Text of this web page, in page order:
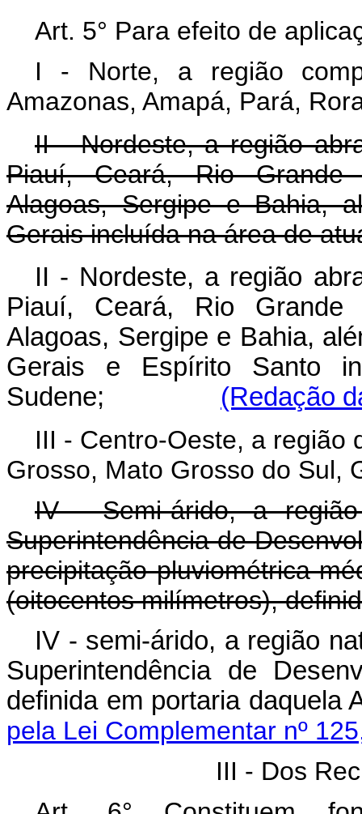
Art. 5° Para efeito de
I - Norte, a região
Amazonas, Amapá, Pará,
II - Nordeste, a região
Piauí, Ceará, Rio Grande
Alagoas, Sergipe e Bahia,
Gerais incluída na área de
II - Nordeste, a região
Piauí, Ceará, Rio Grande
Alagoas, Sergipe e Bahia,
Gerais e Espírito Santo
Sudene; (Redação
III - Centro-Oeste, a região
Grosso, Mato Grosso do Sul,
IV - Semi-árido, a
Superintendência de
precipitação pluviométrica
(oitocentos milímetros),
IV - semi-árido, a região
Superintendência de
definida em portaria
pela Lei Complementar nº
III - Dos